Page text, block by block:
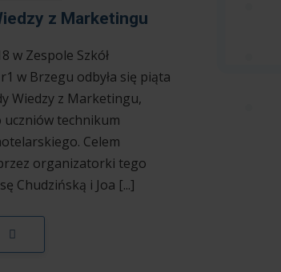
z Marketingu
w Zespole Szkół
w Brzegu odbyła się piąta
Wiedzy z Marketingu,
uczniów technikum
Celem
organizatorki tego
Chudzińską i Joa [...]